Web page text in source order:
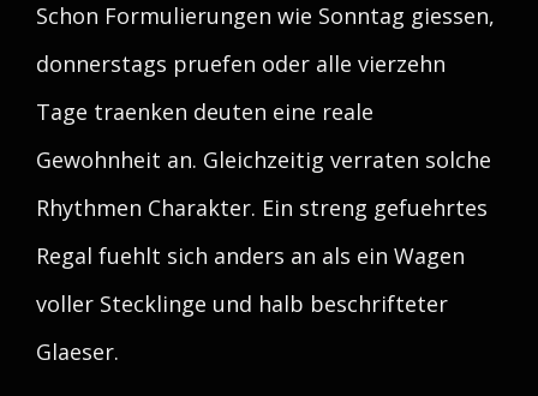
Schon Formulierungen wie Sonntag giessen,
donnerstags pruefen oder alle vierzehn
Tage traenken deuten eine reale
Gewohnheit an. Gleichzeitig verraten solche
Rhythmen Charakter. Ein streng gefuehrtes
Regal fuehlt sich anders an als ein Wagen
voller Stecklinge und halb beschrifteter
Glaeser.